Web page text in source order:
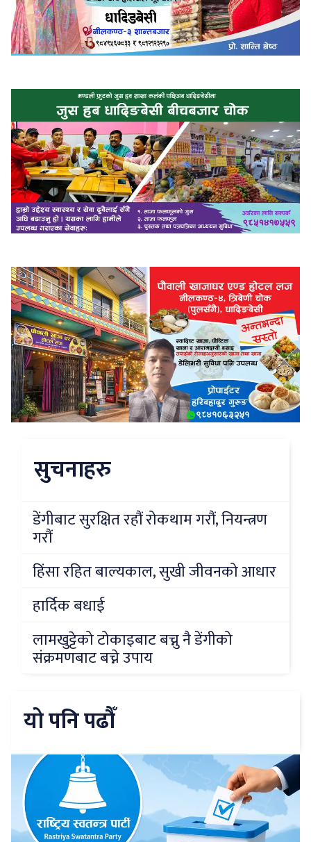
सुचनाहरु
डेंगीबाट सुरक्षित रहौं रोकथाम गरौं, नियन्त्रण
गरौं
हिंसा रहित बाल्यकाल, सुखी जीवनको आधार
हार्दिक बधाई
लामखुट्टेको टोकाइबाट बच्नु नै डेंगीको
संक्रमणबाट बच्ने उपाय
यो पनि पढौँ